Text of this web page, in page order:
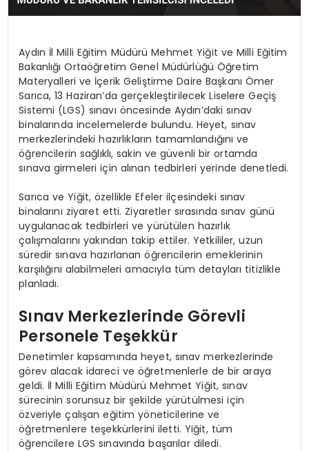
Aydın İl Milli Eğitim Müdürü Mehmet Yiğit ve Milli Eğitim
Bakanlığı Ortaöğretim Genel Müdürlüğü Öğretim
Materyalleri ve İçerik Geliştirme Daire Başkanı Ömer
Sarıca, 13 Haziran’da gerçekleştirilecek Liselere Geçiş
Sistemi (LGS) sınavı öncesinde Aydın’daki sınav
binalarında incelemelerde bulundu. Heyet, sınav
merkezlerindeki hazırlıkların tamamlandığını ve
öğrencilerin sağlıklı, sakin ve güvenli bir ortamda
sınava girmeleri için alınan tedbirleri yerinde denetledi.
Sarıca ve Yiğit, özellikle Efeler ilçesindeki sınav
binalarını ziyaret etti. Ziyaretler sırasında sınav günü
uygulanacak tedbirleri ve yürütülen hazırlık
çalışmalarını yakından takip ettiler. Yetkililer, uzun
süredir sınava hazırlanan öğrencilerin emeklerinin
karşılığını alabilmeleri amacıyla tüm detayları titizlikle
planladı.
Sınav Merkezlerinde Görevli
Personele Teşekkür
Denetimler kapsamında heyet, sınav merkezlerinde
görev alacak idareci ve öğretmenlerle de bir araya
geldi. İl Milli Eğitim Müdürü Mehmet Yiğit, sınav
sürecinin sorunsuz bir şekilde yürütülmesi için
özveriyle çalışan eğitim yöneticilerine ve
öğretmenlere teşekkürlerini iletti. Yiğit, tüm
öğrencilere LGS sınavında başarılar diledi.